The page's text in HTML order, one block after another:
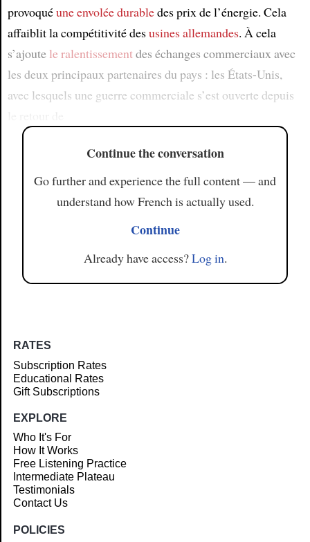
provoquéune envolée durabledes prix de l’énergie. Cela
affaiblit la compétitivité desusines allemandes. À cela
s’ajoute le ralentissementdes échanges commerciaux avec
les deux principaux partenaires du pays : les États-Unis,
avec lesquels une guerre commerciale s’est ouverte depuis
Continue the conversation
Go further and experience the full content — and
understand how French is actually used.
Continue
Already have access?Log in.
RATES
Subscription Rates
Educational Rates
Gift Subscriptions
EXPLORE
Who It's For
How It Works
Free Listening Practice
Intermediate Plateau
Testimonials
Contact Us
POLICIES